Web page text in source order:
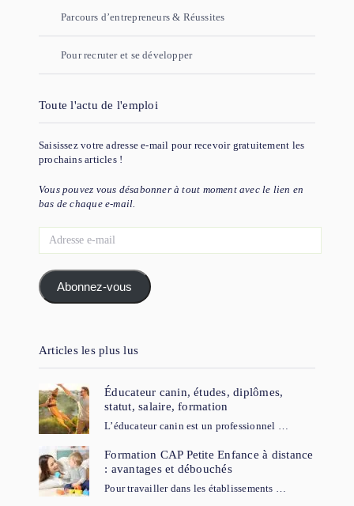
Parcours d’entrepreneurs & Réussites
Pour recruter et se développer
Toute l'actu de l'emploi
Saisissez votre adresse e-mail pour recevoir gratuitement les
prochains articles !
Vous pouvez vous désabonner à tout moment avec le lien en
bas de chaque e-mail.
Abonnez-vous
Articles les plus lus
Éducateur canin, études, diplômes,
statut, salaire, formation
L’éducateur canin est un professionnel …
Formation CAP Petite Enfance à distance
: avantages et débouchés
Pour travailler dans les établissements …